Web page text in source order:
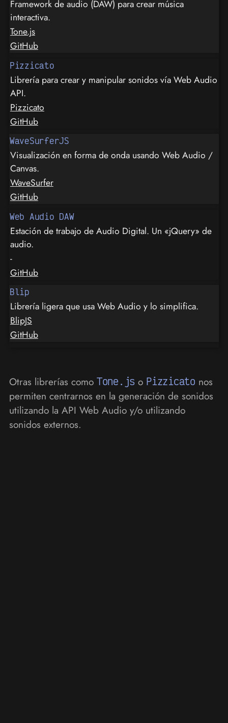
Framework de audio (DAW) para crear música
interactiva.
Tone.js
GitHub
Pizzicato
Librería para crear y manipular sonidos vía Web Audio
API.
Pizzicato
GitHub
WaveSurferJS
Visualización en forma de onda usando Web Audio /
Canvas.
WaveSurfer
GitHub
Web Audio DAW
Estación de trabajo de Audio Digital. Un «jQuery» de
audio.
-
GitHub
Blip
Librería ligera que usa Web Audio y lo simplifica.
BlipJS
GitHub
Otras librerías como Tone.js o Pizzicato nos
permiten centrarnos en la generación de sonidos
utilizando la API Web Audio y/o utilizando
sonidos externos.